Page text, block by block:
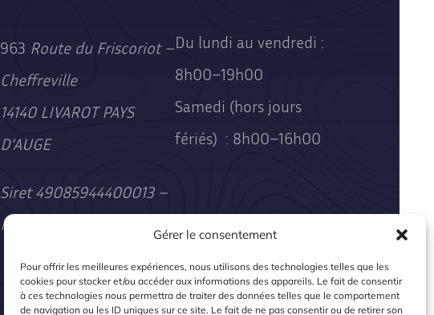
Gérer le consentement
Pour offrir les meilleures expériences, nous utilisons des technologies telles que les
cookies pour stocker et/ou accéder aux informations des appareils. Le fait de consentir
à ces technologies nous permettra de traiter des données telles que le comportement
de navigation ou les ID uniques sur ce site. Le fait de ne pas consentir ou de retirer son
963 Route du Friscoriot –
Cheffreville
14140 LIVAROT PAYS
D’AUGE
Siret 49085944400013 –
Rcs Lisieux A 490859444
Du lundi au vendredi :
8h00–19h00
Samedi (hors jours
fériés) : 8h00–16h00